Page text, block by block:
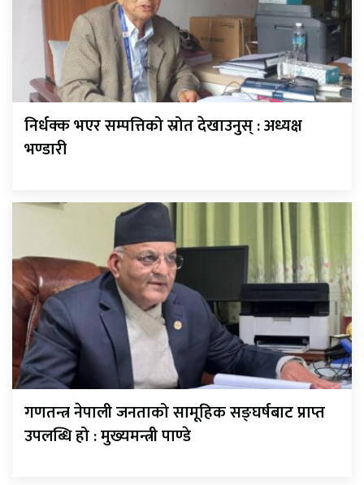
निर्धक्क भएर सम्पत्तिको स्रोत देखाउनुस् : अध्यक्ष
भण्डारी
गणतन्त्र नेपाली जनताको सामूहिक सङ्घर्षबाट प्राप्त
उपलब्धि हो : मुख्यमन्त्री पाण्डे